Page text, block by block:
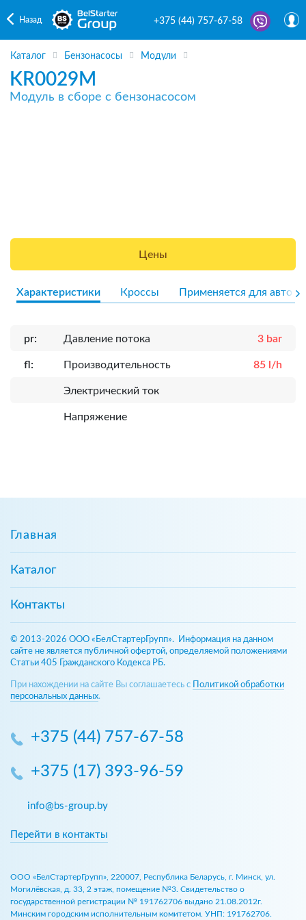
Назад +375 (44) 757-67-58
Каталог Бензонасосы Модули
KR0029M
Модуль в сборе с бензонасосом
Цены
Характеристики Кроссы Применяется для авто
pr: Давление потока 3 bar
fl: Производительность 85 l/h
Электрический ток
Напряжение
Главная
Каталог
Контакты
© 2013-2026 ООО «БелСтартерГрупп». Информация на данном
сайте не является публичной офертой, определяемой положениями
Статьи 405 Гражданского Кодекса РБ.
При нахождении на сайте Вы соглашаетесь с
Политикой обработки
персональных данных.
+375 (44) 757-67-58
+375 (17) 393-96-59
info@bs-group.by
Перейти в контакты
ООО «БелСтартерГрупп», 220007, Республика Беларусь, г. Минск, ул.
Могилёвская, д. 33, 2 этаж, помещение №3. Свидетельство о
государственной регистрации № 191762706 выдано 21.08.2012г.
Минским городским исполнительным комитетом. УНП: 191762706.